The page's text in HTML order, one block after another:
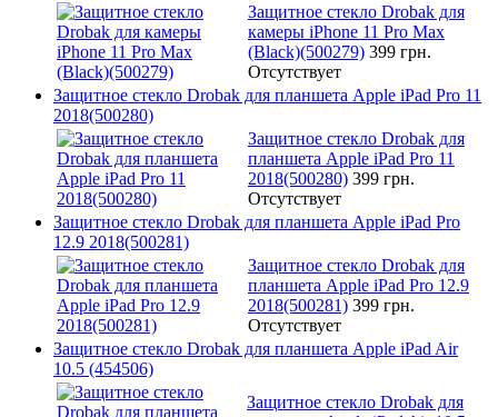
Защитное стекло Drobak для
камеры iPhone 11 Pro Max
(Black)(500279) 399 грн.
Отсутствует
Защитное стекло Drobak для планшета Apple iPad Pro 11
2018(500280)
Защитное стекло Drobak для
планшета Apple iPad Pro 11
2018(500280) 399 грн.
Отсутствует
Защитное стекло Drobak для планшета Apple iPad Pro
12.9 2018(500281)
Защитное стекло Drobak для
планшета Apple iPad Pro 12.9
2018(500281) 399 грн.
Отсутствует
Защитное стекло Drobak для планшета Apple iPad Air
10.5 (454506)
Защитное стекло Drobak для